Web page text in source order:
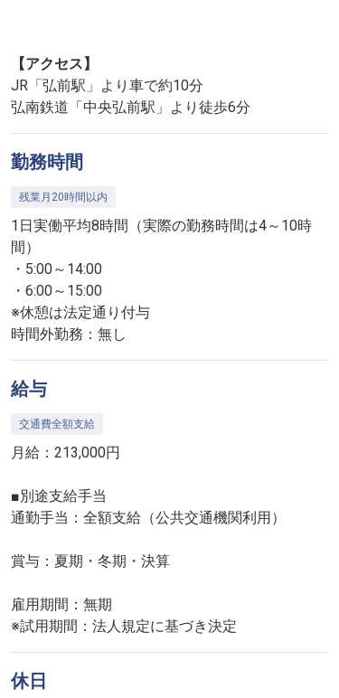
【アクセス】
JR「弘前駅」より車で約10分
弘南鉄道「中央弘前駅」より徒歩6分
勤務時間
残業月20時間以内
1日実働平均8時間（実際の勤務時間は4～10時
間）
・5:00～14:00
・6:00～15:00
※休憩は法定通り付与
時間外勤務：無し
給与
交通費全額支給
月給：213,000円
■別途支給手当
通勤手当：全額支給（公共交通機関利用）
賞与：夏期・冬期・決算
雇用期間：無期
※試用期間：法人規定に基づき決定
休日